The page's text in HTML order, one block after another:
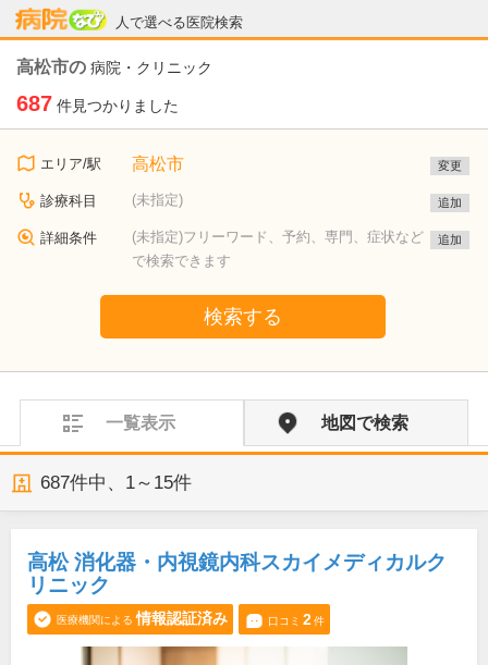
人で選べる医院検索
病院なび
高松市の 病院・クリニック
687 件見つかりました
エリア/駅 高松市 変更
診療科目 (未指定) 追加
詳細条件
(未指定)フリーワード、予約、専門、症状など
で検索できます
追加
検索する
一覧表示 地図で検索
687件中、 1～15件
高松 消化器・内視鏡内科スカイメディカルク
リニック
医療機関による 情報認証済み 口コミ 2件